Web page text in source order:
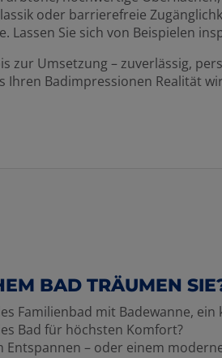
oder barrierefreie
Lassen Sie sich von Beispielen
zur Umsetzung – zuverlässig,
Ihren Badimpressionen Realität
BAD TRÄUMEN
Familienbad mit Badewanne,
Bad für höchsten Komfort?
– oder einem